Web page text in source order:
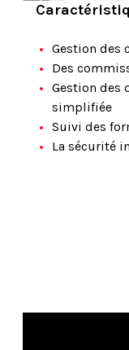
Gestion des
Des
Gestion des
simplifiée
Suivi des
La sécurité